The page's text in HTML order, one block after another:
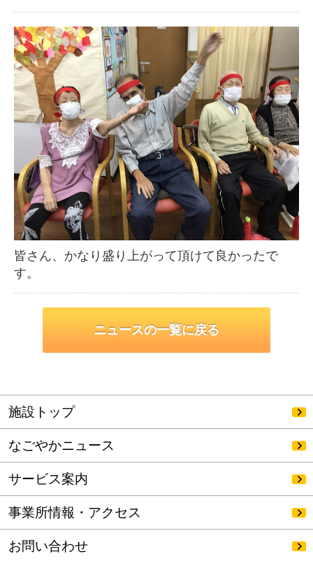
皆さん、かなり盛り上がって頂けて良かったで
す。
ニュースの一覧に戻る
施設トップ
なごやかニュース
サービス案内
事業所情報・アクセス
お問い合わせ